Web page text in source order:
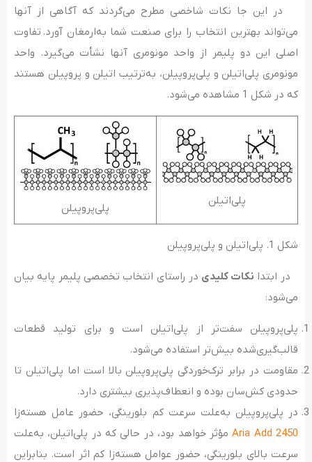
در این جا نکات شاخصی مطرح می‌گردند که آگاهی از آنها
می‌تواند بهترین انتخاب را برای صنعت شما به‌ارمغان آورد. تفاوت
اصلی این دو پلیمر از واحد مونومری آنها نشأت می‌گیرد. واحد
مونومری پلی‌اتیلن و پلی‌پروپیلن، به‌ترتیب اتیلن و پروپیلن هستند
که در شکل 1 مشاهده می‌شود.
پلی‌اتیلن
پلی‌پروپیلن
شکل 1. پلی‌اتیلن و پلی‌پروپیلن
در ابتدا نکات کلیدی در راستای انتخاب تخصصی پلیمر پایه بیان
می‌شود:
پلی‌پروپیلن سفت‌تر از پلی‌اتیلن است و برای تولید قطعات
قالب‌گیری‌شده بیش‌تر استفاده می‌شود.
مقاومت در برابر ترک‌خوردگی پلی‌پروپیلن بالا است اما پلی‌اتیلن تا
حدودی کش‌سان بوده و انعطاف‌پذیری بیشتری دارد.
در پلی‌پروپیلن به‌علت سرعت کم بلورینگی، حضور عامل هسته‌زا
Aria Add 2450مؤثر خواهد بود، در حالی که در پلی‌اتیلن، به‌علت
سرعت بالای بلورینگی، حضور عوامل هسته‌زا کم اثر است. بنابراین